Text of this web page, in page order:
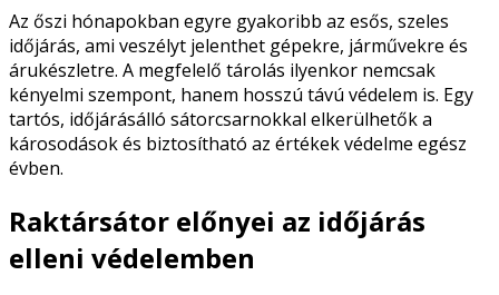
Az őszi hónapokban egyre gyakoribb az esős, szeles
időjárás, ami veszélyt jelenthet gépekre, járművekre és
árukészletre. A megfelelő tárolás ilyenkor nemcsak
kényelmi szempont, hanem hosszú távú védelem is. Egy
tartós, időjárásálló sátorcsarnokkal elkerülhetők a
károsodások és biztosítható az értékek védelme egész
évben.
Raktársátor előnyei az időjárás
elleni védelemben